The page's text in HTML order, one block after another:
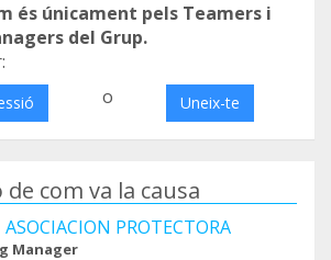
és únicament pels Teamers i
del Grup.
o Uneix-te
com va la causa
ASOCIACION PROTECTORA
Manager